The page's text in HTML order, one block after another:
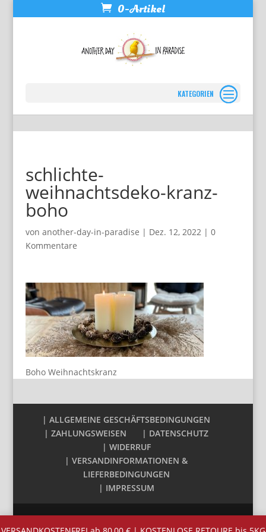
0-Artikel
schlichte-
weihnachtsdeko-kranz-
boho
von another-day-in-paradise | Dez. 12, 2022| 0
Kommentare
Boho Weihnachtskranz
| ALLGEMEINE GESCHÄFTSBEDINGUNGEN
| ZAHLUNGSWEISEN
| DATENSCHUTZ
| WIDERRUF
| VERSANDINFORMATIONEN &
LIEFERBEDINGUNGEN
| IMPRESSUM